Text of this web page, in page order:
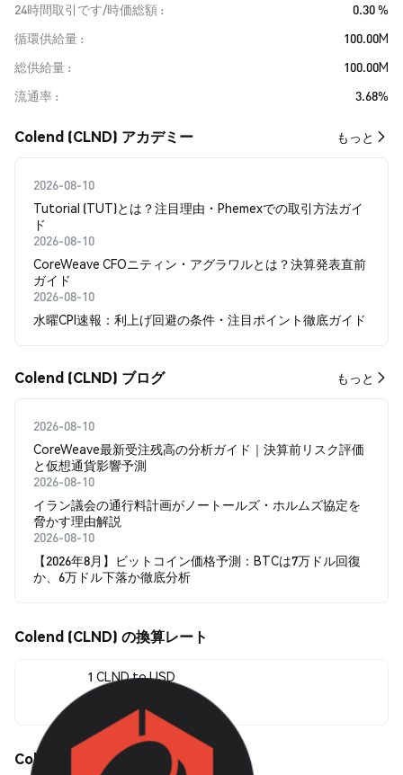
24時間取引です/時価総額
0.30 %
循環供給量
100.00M
総供給量
100.00M
流通率
3.68%
Colend (CLND) アカデミー もっと
2026-08-10
Tutorial (TUT)とは？注目理由・Phemexでの取引方法ガイ
ド
2026-08-10
CoreWeave CFOニティン・アグラワルとは？決算発表直前
ガイド
2026-08-10
水曜CPI速報：利上げ回避の条件・注目ポイント徹底ガイド
Colend (CLND) ブログ もっと
2026-08-10
CoreWeave最新受注残高の分析ガイド｜決算前リスク評価
と仮想通貨影響予測
2026-08-10
イラン議会の通行料計画がノートールズ・ホルムズ協定を
脅かす理由解説
2026-08-10
【2026年8月】ビットコイン価格予測：BTCは7万ドル回復
か、6万ドル下落か徹底分析
Colend (CLND) の換算レート
1 CLND to USD
$0.032569
Colend (CLND) の価格変動